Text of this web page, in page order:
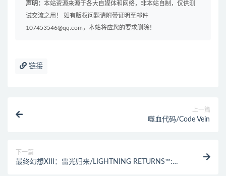
声明： 本站资源来源于各大自媒体和网络，非本站自制，仅供测
试交流之用！ 如有版权问题请附带证明至邮件
107453546@qq.com，本站将应您的要求删除！
链接
上一篇
噬血代码/Code Vein
下一篇
最终幻想XIII：雷光归来/LIGHTNING RETURNS™: